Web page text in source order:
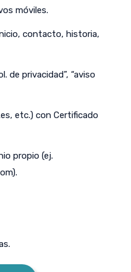
móviles.
contacto, historia,
de privacidad”, “aviso
etc.) con Certificado
propio (ej.
).